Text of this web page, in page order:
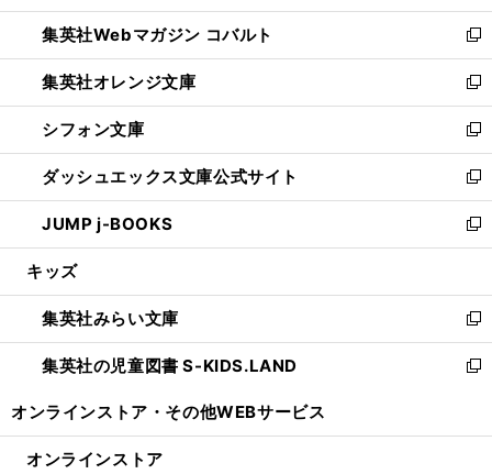
開
く
ウ
で
開
く
ン
ド
ウ
で
開
く
ウ
ィ
ン
ド
ウ
で
開
く
集英社Webマガジン コバルト
新
し
い
ウ
ィ
ン
ド
ウ
で
開
集英社オレンジ文庫
新
し
い
ウ
ィ
ン
ド
ウ
開
く
シフォン文庫
新
し
い
ウ
ィ
ン
ウ
で
開
く
ダッシュエックス文庫公式サイト
新
し
い
ウ
ン
ド
ウ
で
JUMP j-BOOKS
新
し
ウ
ィ
ン
ド
開
キッズ
集英社みらい文庫
新
し
い
ン
集英社の児童図書 S-KIDS.LAND
新
ウ
オンラインストア・ その他WEBサービス
オンラインストア